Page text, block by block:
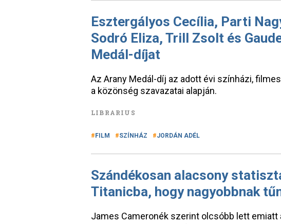
Esztergályos Cecília, Parti
Sodró Eliza, Trill Zsolt és
Medál-díjat
Az Arany Medál-díj az adott évi színházi,
a közönség szavazatai alapján.
LIBRARIUS
FILM SZÍNHÁZ JORDÁN ADÉL
Szándékosan alacsony
Titanicba, hogy nagyobbnak
James Cameronék szerint olcsóbb lett emiatt